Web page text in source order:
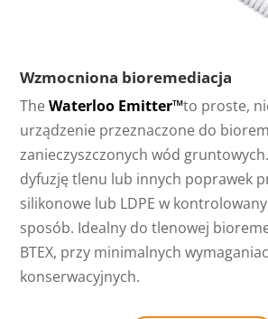
Wzmocniona bioremediacja
TheWaterloo Emitter™to proste,
urządzenie przeznaczone do
zanieczyszczonych wód
dyfuzję tlenu lub innych poprawek
silikonowe lub LDPE w
sposób. Idealny do tlenowej
BTEX, przy minimalnych
konserwacyjnych.